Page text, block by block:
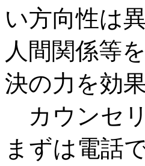
い方向性は
人間関係等
決の力を効
カウンセ
まずは電話